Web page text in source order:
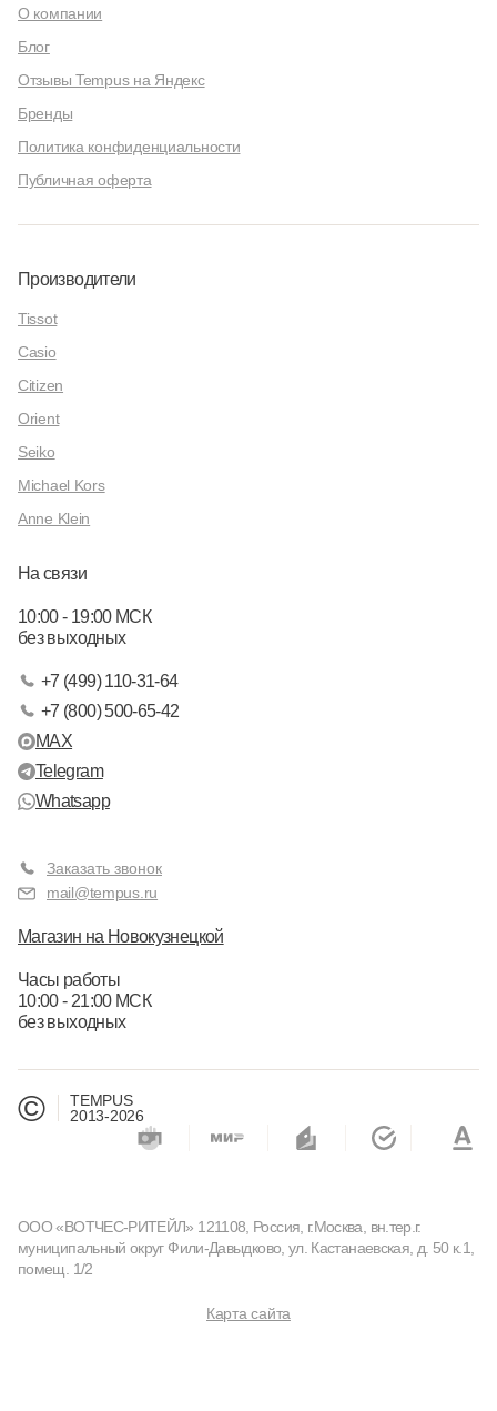
О компании
Блог
Отзывы Tempus на Яндекс
Бренды
Политика конфиденциальности
Публичная оферта
Производители
Tissot
Casio
Citizen
Orient
Seiko
Michael Kors
Anne Klein
На связи
10:00 - 19:00 МСК
без выходных
+7 (499) 110-31-64
+7 (800) 500-65-42
MAX
Telegram
Whatsapp
Заказать звонок
mail@tempus.ru
Магазин на Новокузнецкой
Часы работы
10:00 - 21:00 МСК
без выходных
©
TEMPUS
2013-2026
ООО «ВОТЧЕС-РИТЕЙЛ» 121108, Россия, г.Москва, вн.тер.г.
муниципальный округ Фили-Давыдково, ул. Кастанаевская, д. 50 к.1,
помещ. 1/2
Карта сайта